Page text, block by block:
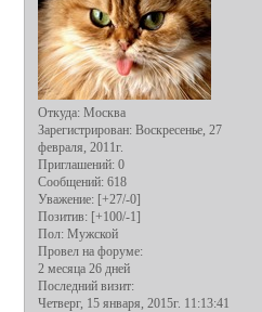
Откуда: Москва
Зарегистрирован: Воскресенье, 27
февраля, 2011г.
Приглашений: 0
Сообщений: 618
Уважение: [+27/-0]
Позитив: [+100/-1]
Пол: Мужской
Провел на форуме:
2 месяца 26 дней
Последний визит:
Четверг, 15 января, 2015г. 11:13:41